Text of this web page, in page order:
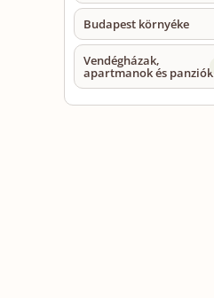
Budapest környéke
Vendégházak,
apartmanok és panziók